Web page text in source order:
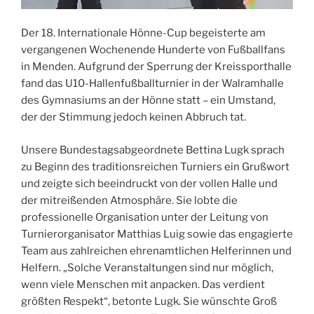
Der 18. Internationale Hönne-Cup begeisterte am
vergangenen Wochenende Hunderte von Fußballfans
in Menden. Aufgrund der Sperrung der Kreissporthalle
fand das U10-Hallenfußballturnier in der Walramhalle
des Gymnasiums an der Hönne statt – ein Umstand,
der der Stimmung jedoch keinen Abbruch tat.
Unsere Bundestagsabgeordnete Bettina Lugk sprach
zu Beginn des traditionsreichen Turniers ein Grußwort
und zeigte sich beeindruckt von der vollen Halle und
der mitreißenden Atmosphäre. Sie lobte die
professionelle Organisation unter der Leitung von
Turnierorganisator Matthias Luig sowie das engagierte
Team aus zahlreichen ehrenamtlichen Helferinnen und
Helfern. „Solche Veranstaltungen sind nur möglich,
wenn viele Menschen mit anpacken. Das verdient
größten Respekt“, betonte Lugk. Sie wünschte Groß